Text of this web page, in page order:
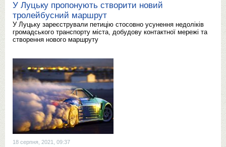
У Луцьку пропонують створити новий
тролейбусний маршрут
У Луцьку зареєстрували петицію стосовно усунення недоліків
громадського транспорту міста, добудову контактної мережі та
створення нового маршруту
18 серпня, 2021, 09:37